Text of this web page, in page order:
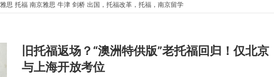
雅思托福南京雅思牛津剑桥出国，托福改革，托福，南京留学
旧托福返场？“澳洲特供版”老托福回归！仅北京
与上海开放考位